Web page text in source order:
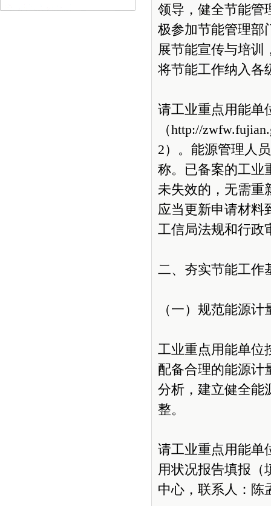
领导，健全节能管
极参加节能管理部
展节能宣传与培训
将节能工作纳入各
请工业重点用能单
（http://
2）。能源管理人
称。已备案的工业
未失效的，无需重
应当更新申请材料
工信局法规和行政
二、夯实节能工作
（一）规范能源计
工业重点用能单位
配备合理的能源计
分析，建立健全能
整。
请工业重点用能单
用状况报告填报（
中心，联系人：陈